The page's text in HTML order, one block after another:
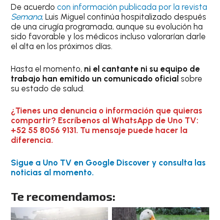
De acuerdo con información publicada por la revista
Semana,Luis Miguel continúa hospitalizado después
de una cirugía programada, aunque su evolución ha
sido favorable y los médicos incluso valorarían darle
el alta en los próximos días.
Hasta el momento, ni el cantante ni su equipo de
trabajo han emitido un comunicado oficial sobre
su estado de salud.
¿Tienes una denuncia o información que quieras
compartir? Escríbenos al WhatsApp de Uno TV:
+52 55 8056 9131. Tu mensaje puede hacer la
diferencia.
Sigue a Uno TV en Google Discover y consulta las
noticias al momento.
Te recomendamos: